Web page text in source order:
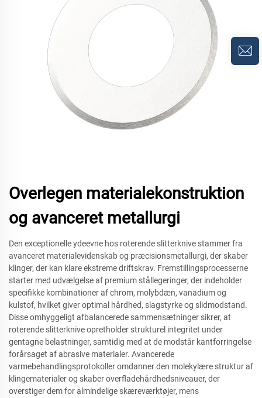
Overlegen materialekonstruktion
og avanceret metallurgi
Den exceptionelle ydeevne hos roterende slitterknive stammer fra
avanceret materialevidenskab og præcisionsmetallurgi, der skaber
klinger, der kan klare ekstreme driftskrav. Fremstillingsprocesserne
starter med udvælgelse af premium stållegeringer, der indeholder
specifikke kombinationer af chrom, molybdæn, vanadium og
kulstof, hvilket giver optimal hårdhed, slagstyrke og slidmodstand.
Disse omhyggeligt afbalancerede sammensætninger sikrer, at
roterende slitterknive opretholder strukturel integritet under
gentagne belastninger, samtidig med at de modstår kantforringelse
forårsaget af abrasive materialer. Avancerede
varmebehandlingsprotokoller omdanner den molekylære struktur af
klingematerialer og skaber overfladehårdhedsniveauer, der
overstiger dem for almindelige skæreværktøjer, mens